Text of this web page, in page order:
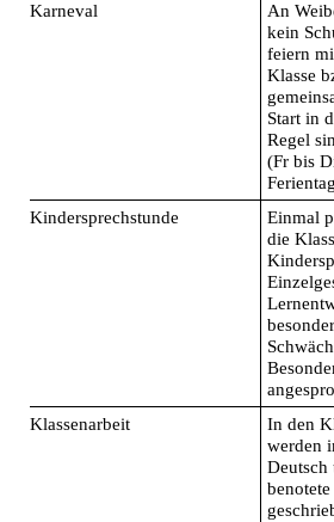
Karneval
An
kein
feiern
Klasse
Start in
Regel
(Fr bis
Kindersprechstunde
Einmal
die
Klassenarbeit
In den
werden
Deutsch